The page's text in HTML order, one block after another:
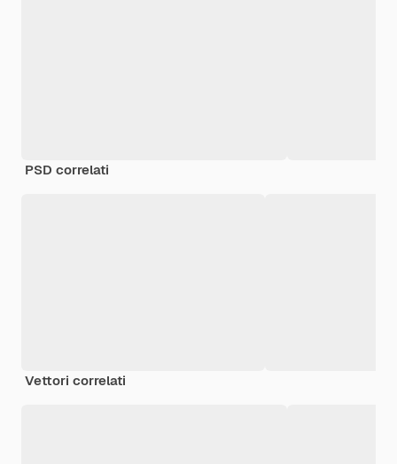
PSD correlati
Vettori correlati